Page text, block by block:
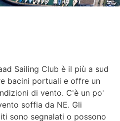
Sailing Club è il più a sud
bacini portuali e offre un
di vento. C'è un po'
soffia da NE. Gli
sono segnalati o possono